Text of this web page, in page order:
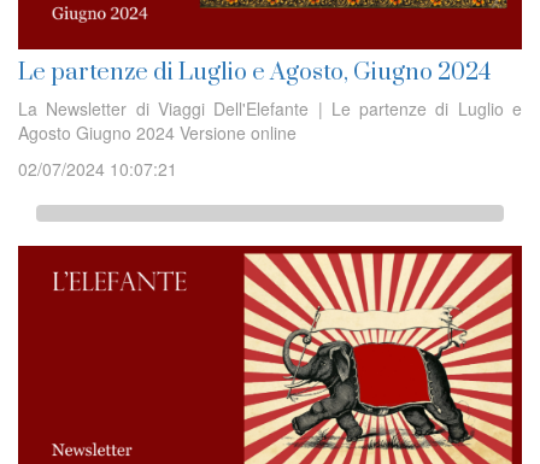
Le partenze di Luglio e Agosto, Giugno 2024
La Newsletter di Viaggi Dell'Elefante | Le partenze di Luglio e
Agosto Giugno 2024 Versione online
02/07/2024 10:07:21